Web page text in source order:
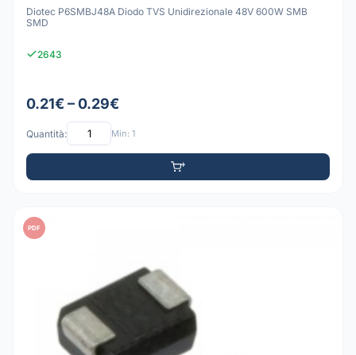
Diotec P6SMBJ48A Diodo TVS Unidirezionale 48V 600W SMB
SMD
2643
0.21€ – 0.29€
Quantità: Min: 1
PDF